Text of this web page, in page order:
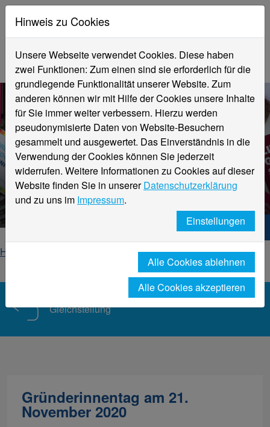
Aktuelle Informationen
Gleichstellung
Hochschule Niederrhein. Dein Weg.
Home
Gleichstellung
Gleichstellung
Gründerinnentag am 21.
November 2020
Hinweis zu Cookies
Unsere Webseite verwendet Cookies. Diese haben
zwei Funktionen: Zum einen sind sie erforderlich für die
grundlegende Funktionalität unserer Website. Zum
anderen können wir mit Hilfe der Cookies unsere Inhalte
für Sie immer weiter verbessern. Hierzu werden
pseudonymisierte Daten von Website-Besuchern
gesammelt und ausgewertet. Das Einverständnis in die
Verwendung der Cookies können Sie jederzeit
widerrufen. Weitere Informationen zu Cookies auf dieser
Website finden Sie in unsererDatenschutzerklärung
und zu uns im Impressum.
Einstellungen
Alle Cookies ablehnen
Alle Cookies akzeptieren